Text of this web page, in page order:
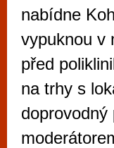
nabídne
vypuknou v
před
na trhy s
Mimo jiné je
vyzkoušet
metropoli
po moderní
příležitostné